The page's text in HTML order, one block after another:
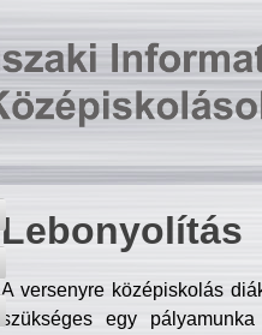
Lebonyolítás
A versenyre középiskolás
szükséges egy